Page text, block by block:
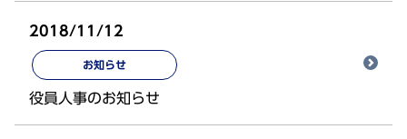
2018/11/12
お知らせ
役員人事のお知らせ